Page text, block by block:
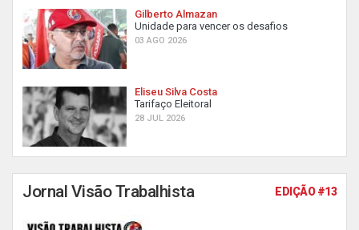
Gilberto Almazan
Unidade para vencer os desafios
03 AGO 2026
Eliseu Silva Costa
Tarifaço Eleitoral
28 JUL 2026
Jornal Visão Trabalhista EDIÇÃO #13